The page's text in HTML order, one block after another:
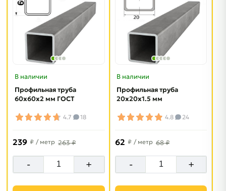
В наличии
Профильная труба
60х60х2 мм ГОСТ
4.7 18
239 ₽ / метр 263 ₽
- +
В наличии
Профильная труба
20х20х1.5 мм
4.8 24
62 ₽ / метр 68 ₽
- +